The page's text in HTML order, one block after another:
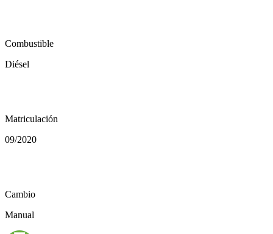
Combustible
Diésel
Matriculación
09/2020
Cambio
Manual